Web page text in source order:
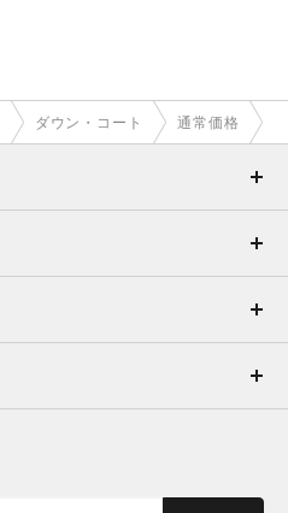
ダウン・コート 通常価格